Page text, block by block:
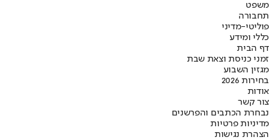
משפט
תחבורה
פוליטי-מדיני
כללי ומידע
דף הבית
זמני כניסת וצאת שבת
מגזין השבוע
בחירות 2026
אודות
צור קשר
נבחרת הכתבים והפרשנים
מדיניות פרטיות
הצהרת נגישות